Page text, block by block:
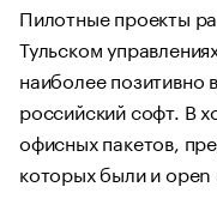
Пилотные проекты
Тульском
наиболее позитивно
российский софт. В
офисных пакетов,
которых были и